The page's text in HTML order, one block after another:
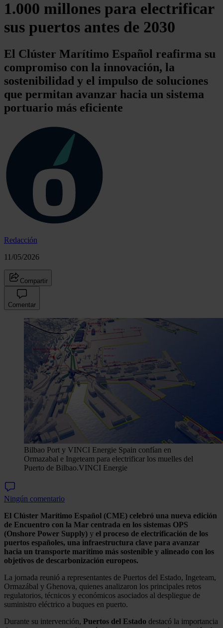
1.000 millones para electrificar
sus puertos antes de 2030
El Clúster Marítimo Español reafirma su
compromiso con la innovación, la
sostenibilidad y el impulso de soluciones
que permitan avanzar hacia un sistema
portuario más eficiente
Redacción
11/05/2026
Compartir
Comentar
Bilbao Port y VINCI Energie Spain confían en
Ormazabal e Ingeteam para electrificar los muelles del
Puerto de Bilbao.VINCI Energie
Ningún comentario
El Clúster Marítimo Español (CME) celebró una nueva edición
de Encuentro con la Mar centrada en los sistemas OPS
(Onshore Power Supply) y el proceso de electrificación de los
puertos españoles, una infraestructura clave para avanzar
hacia un transporte marítimo más sostenible y alineado con los
objetivos de descarbonización europeos.
La jornada reunió a representantes de Puertos del Estado, Ingeteam,
Ormazábal y Ghenova, quienes analizaron los principales retos
regulatorios, técnicos y económicos asociados al despliegue de
suministro eléctrico a buques en puerto.
Durante su intervención, Puertos del Estado destacó la importancia